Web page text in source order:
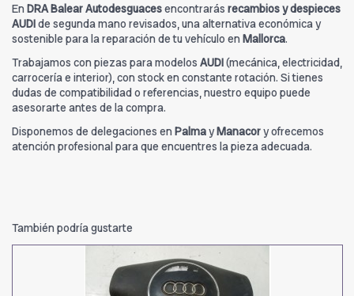
En DRA Balear Autodesguacesencontrarás recambios y despieces
AUDIde segunda mano revisados, una alternativa económica y
sostenible para la reparación de tu vehículo en Mallorca.
Trabajamos con piezas para modelos AUDI(mecánica, electricidad,
carrocería e interior), con stock en constante rotación. Si tienes
dudas de compatibilidad o referencias, nuestro equipo puede
asesorarte antes de la compra.
Disponemos de delegaciones en PalmayManacory ofrecemos
atención profesional para que encuentres la pieza adecuada.
También podría gustarte